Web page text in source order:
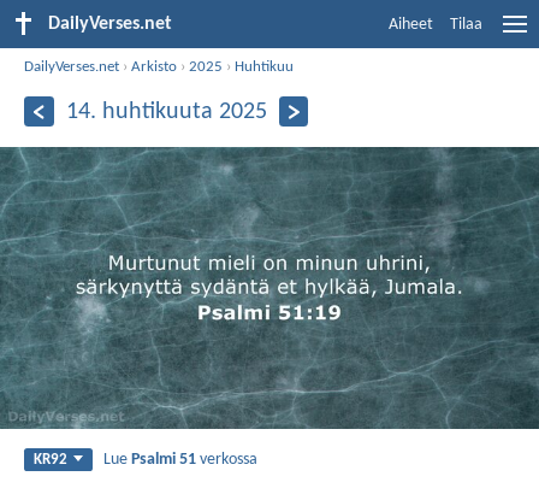
DailyVerses.net Aiheet Tilaa
DailyVerses.net ›Arkisto ›2025 › Huhtikuu
14. huhtikuuta 2025
KR92 LuePsalmi 51 verkossa